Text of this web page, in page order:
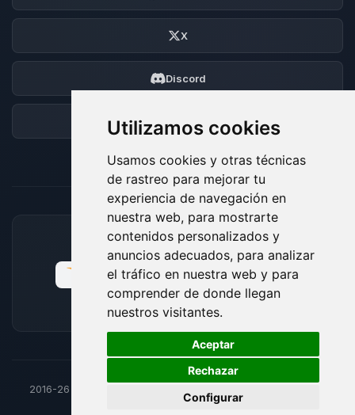
Utilizamos cookies
Usamos cookies y otras técnicas
de rastreo para mejorar tu
experiencia de navegación en
nuestra web, para mostrarte
contenidos personalizados y
anuncios adecuados, para analizar
el tráfico en nuestra web y para
comprender de donde llegan
nuestros visitantes.
Aceptar
Rechazar
Configurar
X
Discord
Foro
MÉTODOS DE PAGO ACEPTADOS
2016-26
ByteLogic
🍪